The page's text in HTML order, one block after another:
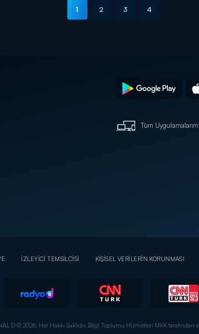
1 2 3 4
Tüm
İZLEYİCİ TEMSİLCİSİ KİŞİSEL VERİLERİN KORUNMASI
D © 2026. Her Hakkı Saklıdır. Bilgi Toplumu Hizmetleri MKK tarafından